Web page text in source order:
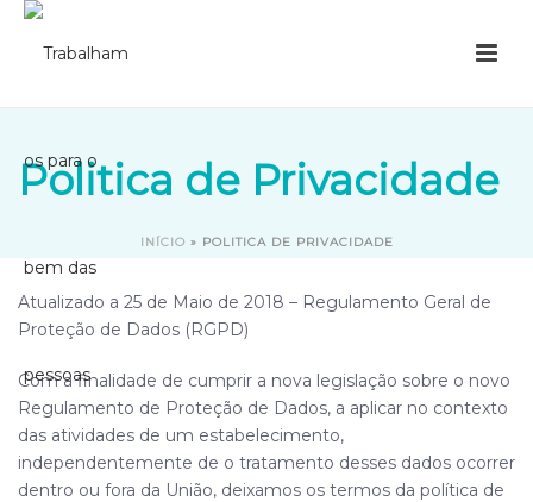
Politica de Privacidade
INÍCIO » POLITICA DE PRIVACIDADE
Atualizado a 25 de Maio de 2018 – Regulamento Geral de
Proteção de Dados (RGPD)
Com a finalidade de cumprir a nova legislação sobre o novo
Regulamento de Proteção de Dados, a aplicar no contexto
das atividades de um estabelecimento,
independentemente de o tratamento desses dados ocorrer
dentro ou fora da União, deixamos os termos da política de